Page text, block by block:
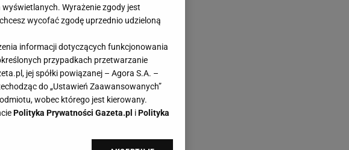
Wyrażenie zgody jest
wycofać zgodę uprzednio udzieloną
informacji dotyczących funkcjonowania
przypadkach przetwarzanie
jej spółki powiązanej – Agora S.A. –
do „Ustawień Zaawansowanych”
wobec którego jest kierowany.
Polityka Prywatności Gazeta.pl iPolityka